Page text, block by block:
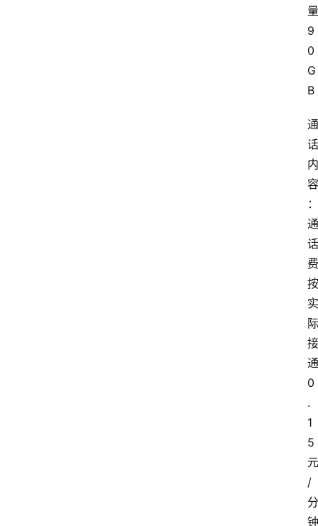
量
9
0
G
B
通
话
内
容
：
通
话
费
按
实
际
接
通
0
.
1
5
元
/
分
钟